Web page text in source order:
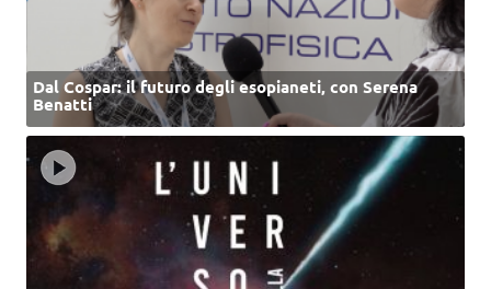
Dal Cospar: il futuro degli esopianeti, con Serena
Benatti